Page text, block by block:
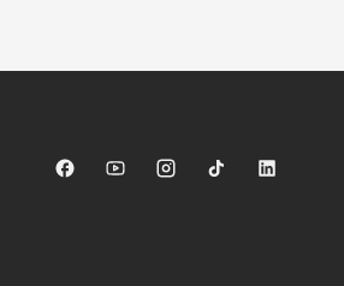
Sparkasse auf Facebook
Sparkasse auf Youtube
Sparkasse auf Instagram
Sparkasse auf
Sparkasse